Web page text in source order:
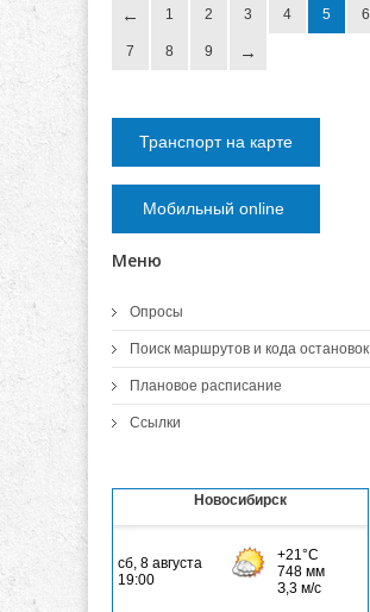
1 2 3 4 5 6
7 8 9
Транспорт на карте
Мобильный online
Меню
Опросы
Поиск маршрутов и кода остановок
Плановое расписание
Ссылки
Новосибирск